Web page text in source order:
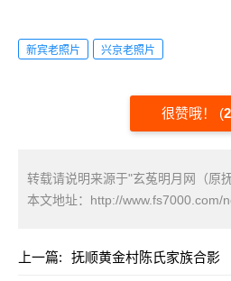
新宾老照片 兴京老照片
很赞哦！ (
转载请说明来源于"玄菟明月网（原
本文地址： http://www.fs7000.com/
上一篇: 抚顺黄金村陈氏家族合影